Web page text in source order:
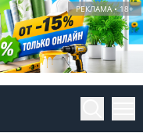
РЕКЛАМА • 18+